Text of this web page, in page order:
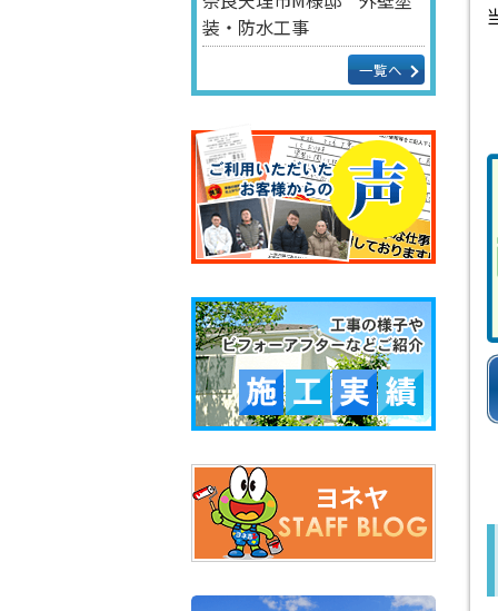
装・防水工事
一覧へ